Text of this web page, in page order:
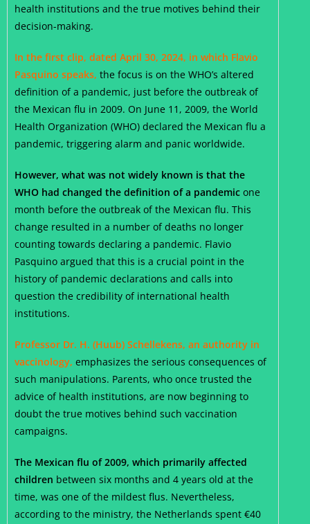
health institutions and the true motives behind their
decision-making.
In the first clip, dated April 30, 2024, in which Flavio
Pasquino speaks, the focus is on the WHO’s altered
definition of a pandemic, just before the outbreak of
the Mexican flu in 2009. On June 11, 2009, the World
Health Organization (WHO) declared the Mexican flu a
pandemic, triggering alarm and panic worldwide.
However, what was not widely known is that the
WHO had changed the definition of a pandemic one
month before the outbreak of the Mexican flu. This
change resulted in a number of deaths no longer
counting towards declaring a pandemic. Flavio
Pasquino argued that this is a crucial point in the
history of pandemic declarations and calls into
question the credibility of international health
institutions.
Professor Dr. H. (Huub) Schellekens, an authority in
vaccinology, emphasizes the serious consequences of
such manipulations. Parents, who once trusted the
advice of health institutions, are now beginning to
doubt the true motives behind such vaccination
campaigns.
The Mexican flu of 2009, which primarily affected
children between six months and 4 years old at the
time, was one of the mildest flus. Nevertheless,
according to the ministry, the Netherlands spent €40